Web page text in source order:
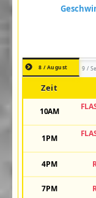
8 / August 9 /
Zeit
10AM
1PM
4PM
7PM